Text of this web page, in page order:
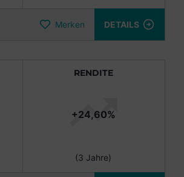
Merken DETAILS
RENDITE
+24,60%
(3 Jahre)